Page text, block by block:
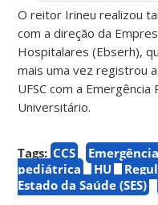
O reitor Irineu realizou
com a direção da
Hospitalares (Ebserh),
mais uma vez registrou
UFSC com a
Universitário.
Tags: CCS
Emergência
pediátrica
HU
Estado da Saúde (SES)